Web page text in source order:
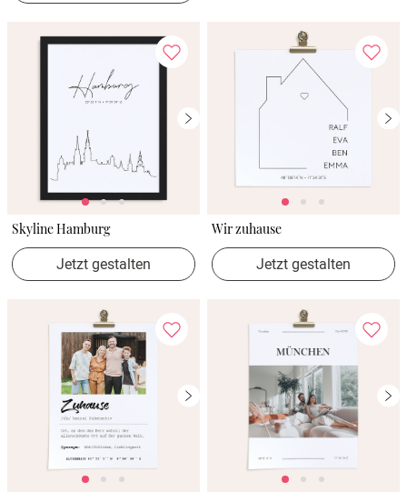
Skyline Hamburg
Jetzt gestalten
Wir zuhause
Jetzt gestalten